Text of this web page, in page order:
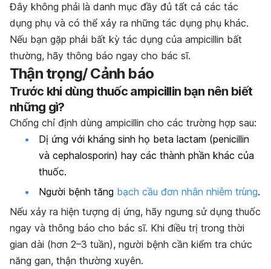
Đây không phải là danh mục đầy đủ tất cả các tác
dụng phụ và có thể xảy ra những tác dụng phụ khác.
Nếu bạn gặp phải bất kỳ tác dụng của ampicillin bất
thường, hãy thông báo ngay cho bác sĩ.
Thận trọng/ Cảnh báo
Trước khi dùng thuốc ampicillin bạn nên biết
những gì?
Chống chỉ định dùng ampicillin cho các trường hợp sau:
Dị ứng với kháng sinh họ beta lactam (penicillin
và cephalosporin) hay các thành phần khác của
thuốc.
Người bệnh tăng bạch cầu đơn nhân nhiễm trùng.
Nếu xảy ra hiện tượng dị ứng, hãy ngưng sử dụng thuốc
ngay và thông báo cho bác sĩ. Khi điều trị trong thời
gian dài (hơn 2–3 tuần), người bệnh cần kiểm tra chức
năng gan, thận thường xuyên.